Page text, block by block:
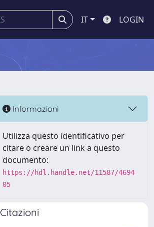
IT LOGIN
Informazioni
Utilizza questo identificativo per
citare o creare un link a questo
documento:
https://hdl.handle.net/11587/4694
05
Citazioni